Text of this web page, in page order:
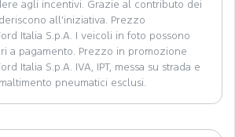
agli incentivi. Grazie al contributo dei
all’iniziativa. Prezzo
Italia S.p.A. I veicoli in foto possono
a pagamento. Prezzo in promozione
Italia S.p.A. IVA, IPT, messa su strada e
pneumatici esclusi.